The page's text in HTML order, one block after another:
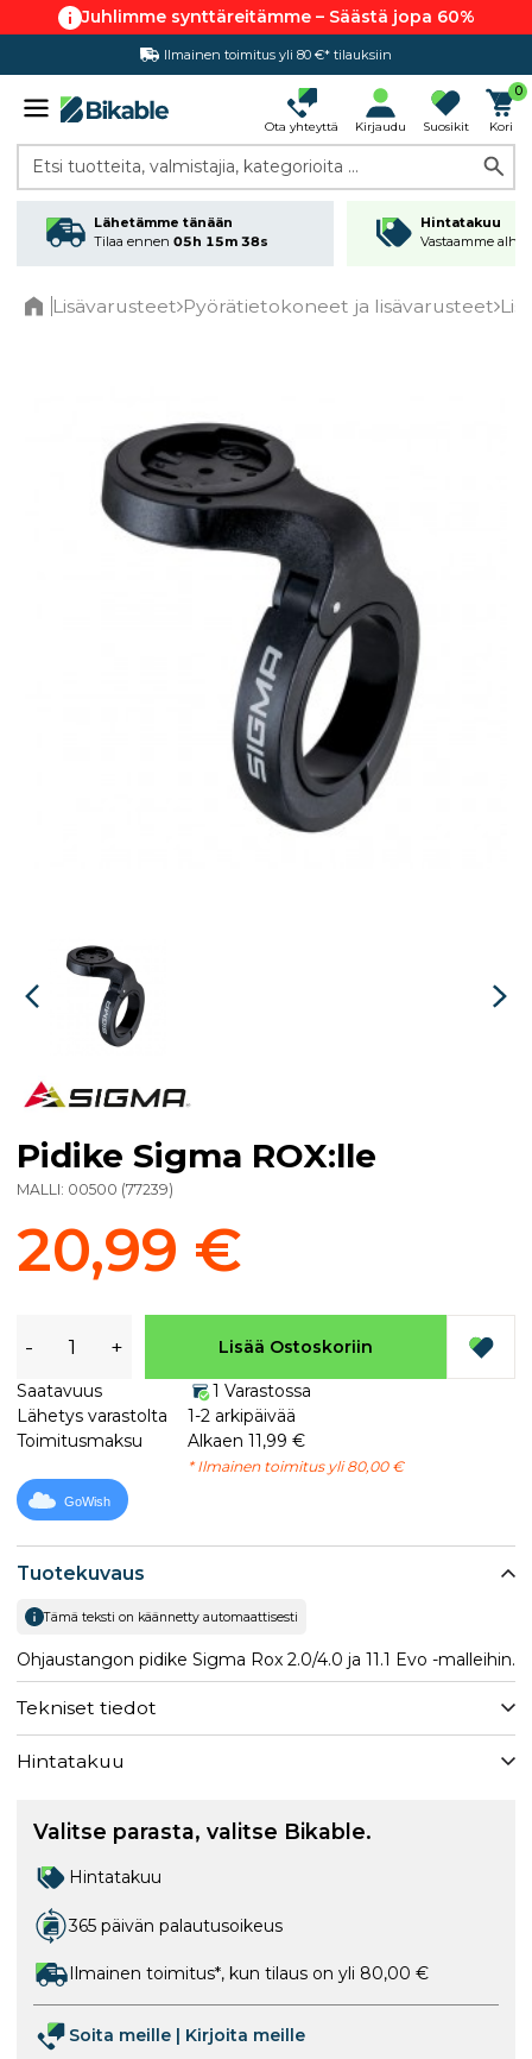
Juhlimme synttäreitämme – Säästä jopa 60%
Ilmainen toimitus yli 80 €* tilauksiin
Ota yhteyttä Kirjaudu Suosikit
0
Kori
Etsi tuotteita, valmistajia, kategorioita ...
Lähetämme tänään
Tilaa ennen 05h 15m 38s
Hintatakuu
Vastaamme
Lisävarusteet Pyörätietokoneet ja lisävarusteet
Tuotekuvaus
Tämä teksti on käännetty automaattisesti
Ohjaustangon pidike Sigma Rox 2.0/4.0 ja 11.1 Evo -malleihin.
Tekniset tiedot
Hintatakuu
Pidike Sigma ROX:lle
MALLI: 00500 (77239)
20,99 €
- + Lisää Ostoskoriin
Saatavuus
1 Varastossa
Lähetys varastolta
1-2 arkipäivää
Toimitusmaksu
Alkaen 11,99 €
* Ilmainen toimitus yli 80,00 €
GoWish
Valitse parasta, valitse Bikable.
Hintatakuu
365 päivän palautusoikeus
Ilmainen toimitus*, kun tilaus on yli 80,00 €
Soita meille
Kirjoita meille